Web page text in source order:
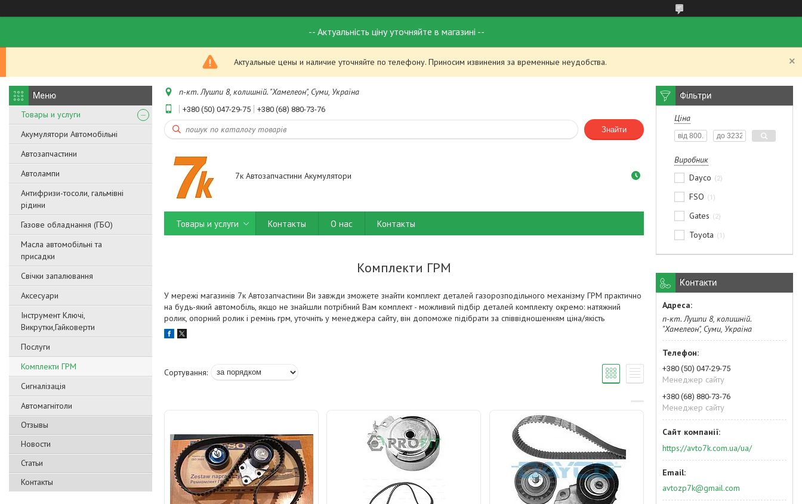
-- Актуальність ціну уточняйте в магазині --
Актуальные цены и наличие уточняйте по телефону. Приносим извинения за временные неудобства.
Товары и услуги
Акумулятори Автомобільні
Автозапчастини
Автолампи
Антифризи-тосоли, гальмівні
рідини
Газове обладнання (ГБО)
Масла автомобільні та
присадки
Свічки запалювання
Аксесуари
Інструмент Ключі,
Викрутки,Гайковерти
Послуги
Комплекти ГРМ
Сигналізація
Автомагнітоли
Отзывы
Новости
Статьи
Контакты
п-кт. Лушпи 8, колишній. "Хамелеон", Суми, Україна
+380 (50) 047-29-75 +380 (68) 880-73-76
Знайти
7к Автозапчастини Акумулятори
Товары и услуги Контакты О нас Контакты
Комплекти ГРМ
У мережі магазинів 7к Автозапчастини Ви завжди зможете знайти комплект деталей газорозподільного механізму ГРМ практично
на будь-який автомобіль, якщо не знайшли потрібний Вам комплект - можливий підбір деталей комплекту окремо: натяжний
ролик, опорний ролик і ремінь грм, уточніть у менеджера сайту, він допоможе підібрати за співвідношенням ціна/якість
Фільтри
Ціна
Виробник
Dayco
2
FSO 1
Gates 2
Toyota 1
Контакти
п-кт. Лушпи 8, колишній.
"Хамелеон", Суми, Україна
+380 (50) 047-29-75
Менеджер сайту
+380 (68) 880-73-76
Менеджер сайту
https://avto7k.com.ua/ua/
avtozp7k@gmail.com